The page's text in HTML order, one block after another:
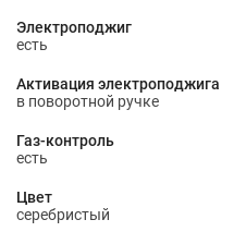
Электроподжиг
есть
Активация электроподжига
в поворотной ручке
Газ-контроль
есть
Цвет
серебристый